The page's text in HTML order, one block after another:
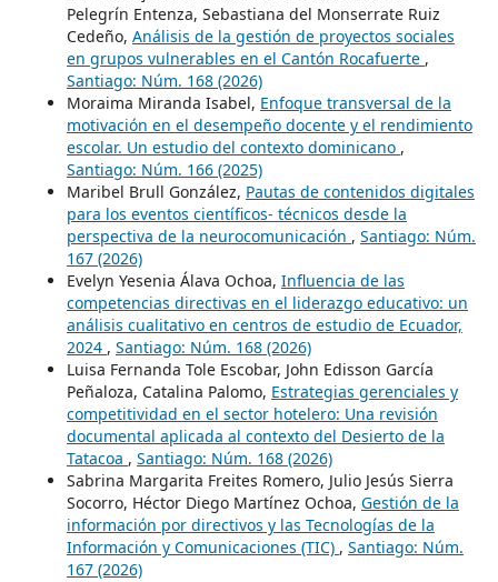
Pelegrín Entenza, Sebastiana del Monserrate Ruiz
Cedeño, Análisis de la gestión de proyectos sociales
en grupos vulnerables en el Cantón Rocafuerte ,
Santiago: Núm. 168 (2026)
Moraima Miranda Isabel, Enfoque transversal de la
motivación en el desempeño docente y el rendimiento
escolar. Un estudio del contexto dominicano ,
Santiago: Núm. 166 (2025)
Maribel Brull González, Pautas de contenidos digitales
para los eventos científicos- técnicos desde la
perspectiva de la neurocomunicación , Santiago: Núm.
167 (2026)
Evelyn Yesenia Álava Ochoa, Influencia de las
competencias directivas en el liderazgo educativo: un
análisis cualitativo en centros de estudio de Ecuador,
2024 , Santiago: Núm. 168 (2026)
Luisa Fernanda Tole Escobar, John Edisson García
Peñaloza, Catalina Palomo, Estrategias gerenciales y
competitividad en el sector hotelero: Una revisión
documental aplicada al contexto del Desierto de la
Tatacoa , Santiago: Núm. 168 (2026)
Sabrina Margarita Freites Romero, Julio Jesús Sierra
Socorro, Héctor Diego Martínez Ochoa, Gestión de la
información por directivos y las Tecnologías de la
Información y Comunicaciones (TIC) , Santiago: Núm.
167 (2026)